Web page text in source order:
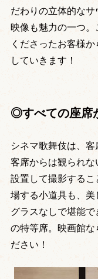
だわりの立体的な
映像も魅力の一つ
くださったお客様
していきます！
◎すべての座席
シネマ歌舞伎は、客
客席からは観られ
設置して撮影する
場する小道具も、
グラスなしで堪能
の特等席。映画館な
ださい！